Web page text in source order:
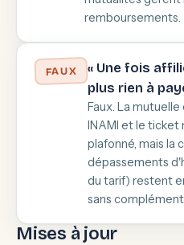
remboursements.
FAUX
« Une fois
plus rien à
Faux. La
INAMI et le
plafonné, mais la
dépassements
du tarif) restent
sans
Mises à jour